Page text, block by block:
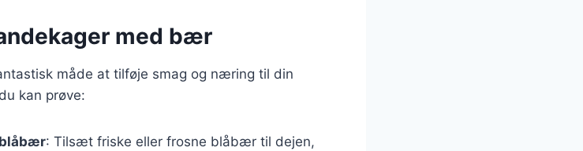
med bær
måde at tilføje smag og næring til din
kan prøve:
: Tilsæt friske eller frosne blåbær til dejen,